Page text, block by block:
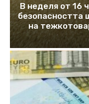
В неделя от 16
безопасността
на